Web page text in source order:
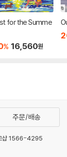
for the Summe
% 16,560원
주문/배송
샵 1566-4295